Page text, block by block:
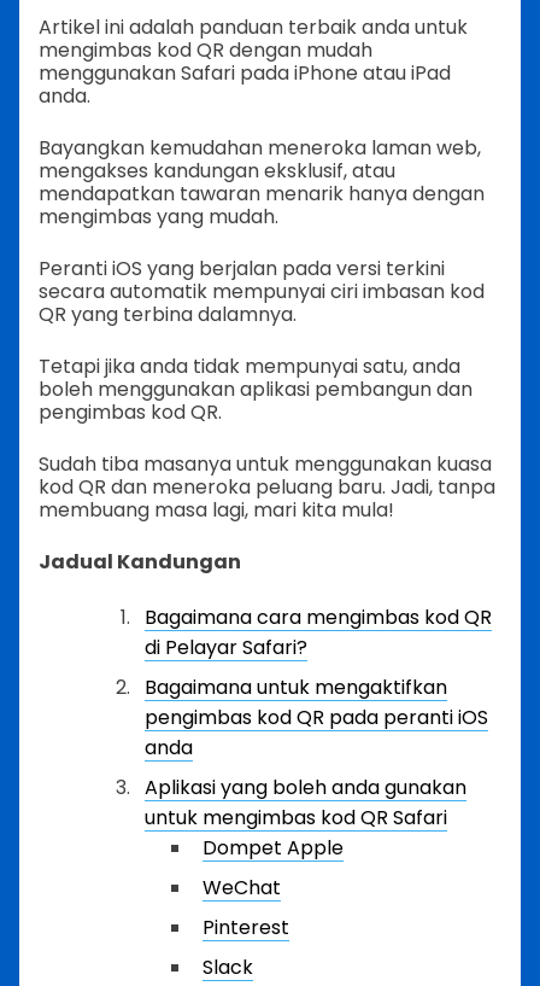
Artikel ini adalah panduan terbaik anda untuk
mengimbas kod QR dengan mudah
menggunakan Safari pada iPhone atau iPad
anda.
Bayangkan kemudahan meneroka laman web,
mengakses kandungan eksklusif, atau
mendapatkan tawaran menarik hanya dengan
mengimbas yang mudah.
Peranti iOS yang berjalan pada versi terkini
secara automatik mempunyai ciri imbasan kod
QR yang terbina dalamnya.
Tetapi jika anda tidak mempunyai satu, anda
boleh menggunakan aplikasi pembangun dan
pengimbas kod QR.
Sudah tiba masanya untuk menggunakan kuasa
kod QR dan meneroka peluang baru. Jadi, tanpa
membuang masa lagi, mari kita mula!
Jadual Kandungan
Bagaimana cara mengimbas kod QR
di Pelayar Safari?
Bagaimana untuk mengaktifkan
pengimbas kod QR pada peranti iOS
anda
Aplikasi yang boleh anda gunakan
untuk mengimbas kod QR Safari
Dompet Apple
WeChat
Pinterest
Slack